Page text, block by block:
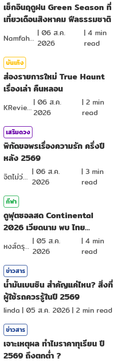
เช็กอินฤดูฝน Green Season ที่
เที่ยวเดือนสิงหาคม ฟีลธรรมชาติ
NamfahPhupha |06 ส.ค.
2026
| 4min
read
บันเทิง
ส่องรายการใหม่ True Haunt
เรื่องเล่า คืนหลอน
KReview|06 ส.ค.
2026
|2 min
read
เสริมดวง
พิกัดขอพรเรื่องความรัก ครึ่งปี
หลัง 2569
จิตไม่ว่าง |06 ส.ค.
2026
|3 min
read
กีฬา
ดูฟุตซอลสด Continental
2026 เวียดนาม พบ ไทย
ถ่ายทอดสดกีฬา
หงส์ดรุณ | 05 ส.ค.
2026
| 4min
read
ข่าวสาร
น้ำมันเบนซิน สำคัญแค่ไหน? สิ่งที่
ผู้ใช้รถควรรู้ในปี 2569
linda | 05 ส.ค. 2026| 2 min read
ข่าวสาร
เจาะเหตุผล ทำไมราคาทุเรียน ปี
2569 ถึงตกต่ำ ?